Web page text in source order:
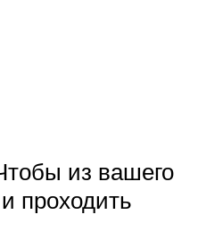
из вашего
проходить